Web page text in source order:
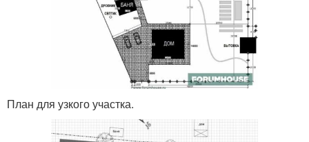
План для узкого участка.